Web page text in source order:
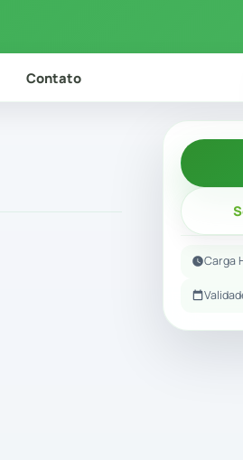
Contato
Carga